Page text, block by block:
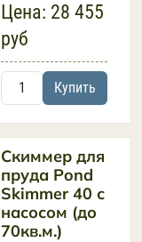
Цена: 28 455
руб
Купить
Скиммер для
пруда Pond
Skimmer 40 с
насосом (до
70кв.м.)